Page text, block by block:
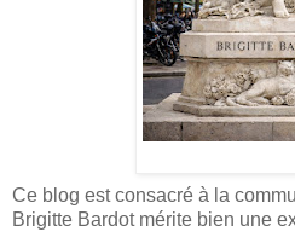
Ce blog est consacré à la
Brigitte Bardot mérite bien une